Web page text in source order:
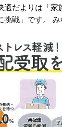
適だよりは「家
挑戦」です。